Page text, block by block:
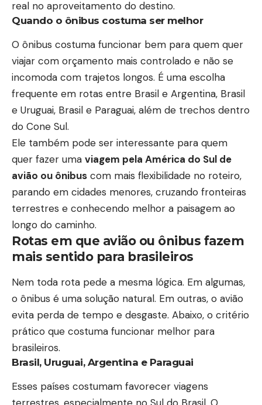
real no aproveitamento do destino.
Quando o ônibus costuma ser melhor
O ônibus costuma funcionar bem para quem quer
viajar com orçamento mais controlado e não se
incomoda com trajetos longos. É uma escolha
frequente em rotas entre Brasil e Argentina, Brasil
e Uruguai, Brasil e Paraguai, além de trechos dentro
do Cone Sul.
Ele também pode ser interessante para quem
quer fazer uma viagem pela América do Sul de
avião ou ônibus com mais flexibilidade no roteiro,
parando em cidades menores, cruzando fronteiras
terrestres e conhecendo melhor a paisagem ao
longo do caminho.
Rotas em que avião ou ônibus fazem
mais sentido para brasileiros
Nem toda rota pede a mesma lógica. Em algumas,
o ônibus é uma solução natural. Em outras, o avião
evita perda de tempo e desgaste. Abaixo, o critério
prático que costuma funcionar melhor para
brasileiros.
Brasil, Uruguai, Argentina e Paraguai
Esses países costumam favorecer viagens